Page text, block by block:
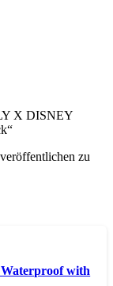
X DISNEY
zu
with